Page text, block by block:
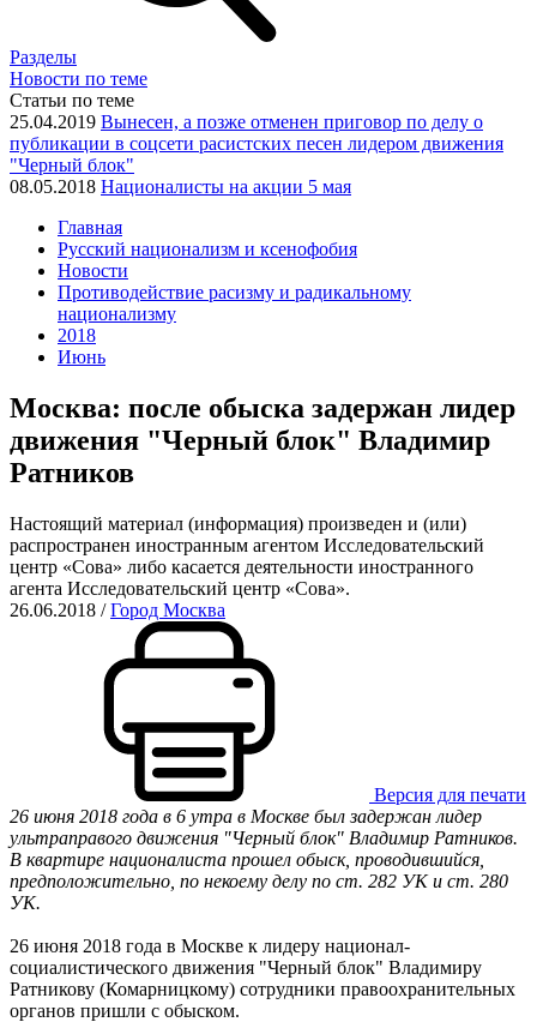
Разделы
Новости по теме
Статьи по теме
25.04.2019 Вынесен, а позже отменен приговор по делу о
публикации в соцсети расистских песен лидером движения
"Черный блок"
08.05.2018 Националисты на акции 5 мая
Главная
Русский национализм и ксенофобия
Новости
Противодействие расизму и радикальному
национализму
2018
Июнь
Москва: после обыска задержан лидер
движения "Черный блок" Владимир
Ратников
Настоящий материал (информация) произведен и (или)
распространен иностранным агентом Исследовательский
центр «Сова» либо касается деятельности иностранного
агента Исследовательский центр «Сова».
26.06.2018 /Город Москва
Версия для печати
26 июня 2018 года в 6 утра в Москве был задержан лидер
ультраправого движения "Черный блок" Владимир Ратников.
В квартире националиста прошел обыск, проводившийся,
предположительно, по некоему делу по ст. 282 УК и ст. 280
УК.
26 июня 2018 года в Москве к лидеру национал-
социалистического движения "Черный блок" Владимиру
Ратникову (Комарницкому) сотрудники правоохранительных
органов пришли с обыском.